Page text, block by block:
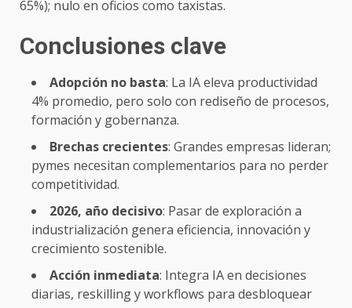
65%); nulo en oficios como taxistas.
Conclusiones clave
Adopción no basta: La IA eleva productividad
4% promedio, pero solo con rediseño de procesos,
formación y gobernanza.
Brechas crecientes: Grandes empresas lideran;
pymes necesitan complementarios para no perder
competitividad.
2026, año decisivo: Pasar de exploración a
industrialización genera eficiencia, innovación y
crecimiento sostenible.
Acción inmediata: Integra IA en decisiones
diarias, reskilling y workflows para desbloquear